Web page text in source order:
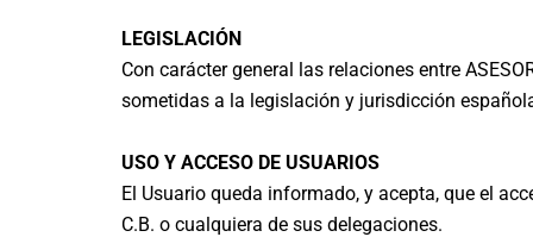
LEGISLACIÓN
Con carácter general las relaciones entre
sometidas a la legislación y jurisdicción
USO Y ACCESO DE USUARIOS
El Usuario queda informado, y acepta, que el
C.B. o cualquiera de sus delegaciones.